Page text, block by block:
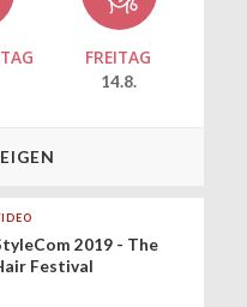
FREITAG
14.8.
2019 - The
Festival